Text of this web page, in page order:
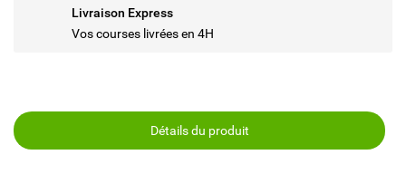
Livraison Express
Vos courses livrées en 4H
Détails du produit